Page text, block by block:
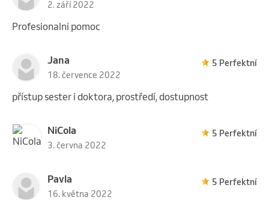
2. září 2022
Profesionalni pomoc
Jana
18. července 2022
5 Perfektní
přístup sester i doktora, prostředí, dostupnost
NiCola
3. června 2022
5 Perfektní
Pavla
16. května 2022
5 Perfektní